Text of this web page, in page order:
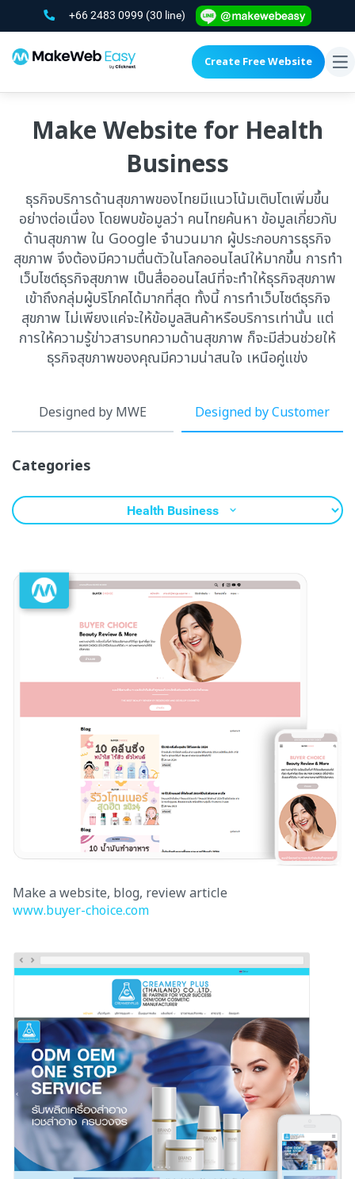
+66 2483 0999 (30 line)
Create Free Website
Make Website for Health
Business
ธุรกิจบริการด้านสุขภาพของไทยมีแนวโน้มเติบโตเพิ่มขึ้น
อย่างต่อเนื่อง โดยพบข้อมูลว่า คนไทยค้นหา ข้อมูลเกี่ยวกับ
ด้านสุขภาพ ใน Google จำนวนมาก ผู้ประกอบการธุรกิจ
สุขภาพ จึงต้องมีความตื่นตัวในโลกออนไลน์ให้มากขึ้น การทำ
เว็บไซต์ธุรกิจสุขภาพ เป็นสื่อออนไลน์ที่จะทำให้ธุรกิจสุขภาพ
เข้าถึงกลุ่มผู้บริโภคได้มากที่สุด ทั้งนี้ การทำเว็บไซต์ธุรกิจ
สุขภาพ ไม่เพียงแค่จะให้ข้อมูลสินค้าหรือบริการเท่านั้น แต่
การให้ความรู้ข่าวสารบทความด้านสุขภาพ ก็จะมีส่วนช่วยให้
ธุรกิจสุขภาพของคุณมีความน่าสนใจ เหนือคู่แข่ง
Designed by MWE Designed by Customer
Categories
Make a website, blog, review article
www.buyer-choice.com